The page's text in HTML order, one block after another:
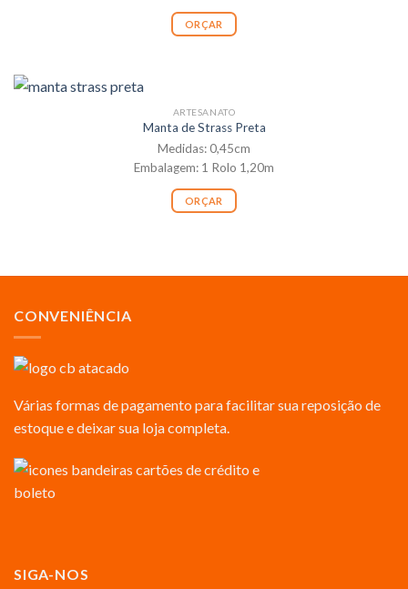
ORÇAR
ARTESANATO
Manta de Strass Preta
Medidas: 0,45cm
Embalagem: 1 Rolo 1,20m
ORÇAR
CONVENIÊNCIA
Várias formas de pagamento para facilitar sua reposição de
estoque e deixar sua loja completa.
SIGA-NOS